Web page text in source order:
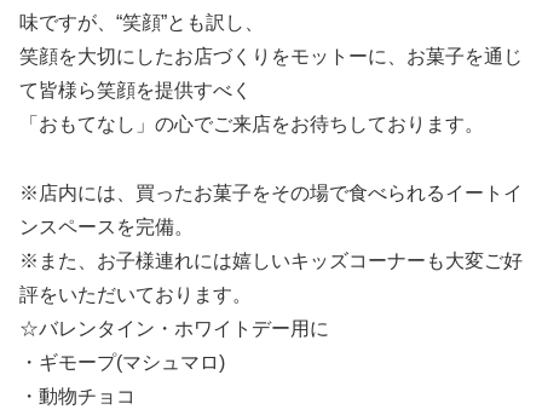
味ですが、“笑顔”とも訳し、
笑顔を大切にしたお店づくりをモットーに、お菓子を通じ
て皆様ら笑顔を提供すべく
「おもてなし」の心でご来店をお待ちしております。
※店内には、買ったお菓子をその場で食べられるイートイ
ンスペースを完備。
※また、お子様連れには嬉しいキッズコーナーも大変ご好
評をいただいております。
☆バレンタイン・ホワイトデー用に
・ギモープ(マシュマロ)
・動物チョコ